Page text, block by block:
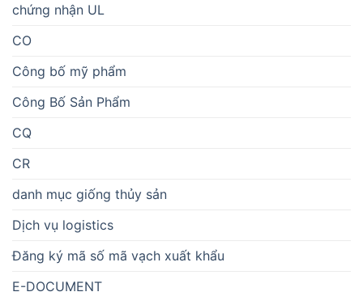
chứng nhận UL
CO
Công bố mỹ phẩm
Công Bố Sản Phẩm
CQ
CR
danh mục giống thủy sản
Dịch vụ logistics
Đăng ký mã số mã vạch xuất khẩu
E-DOCUMENT